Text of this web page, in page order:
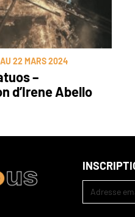
22 MARS 2024
–
d’Irene Abello